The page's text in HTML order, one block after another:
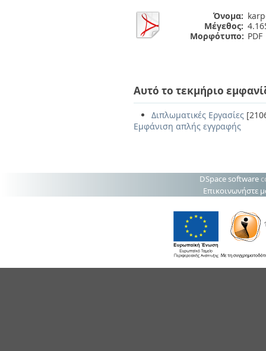
Όνομα:
Μέγεθος:
Μορφότυπο: PDF
Αυτό το τεκμήριο
Διπλωματικές Εργασίες
Εμφάνιση απλής εγγραφής
DSpace software
Επικοινωνήστε